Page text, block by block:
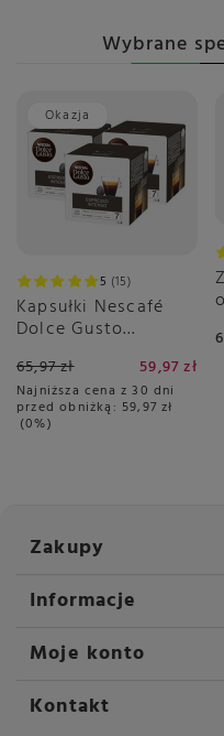
Wybrane
Okazja
5 15
Kapsułki Nescafé
Dolce Gusto
3x16 sztuk
65,97 zł 59,97 zł
Najniższa cena z 30 dni
przed obniżką: 59,97 zł
0%
Zakupy
Informacje
Moje konto
Kontakt